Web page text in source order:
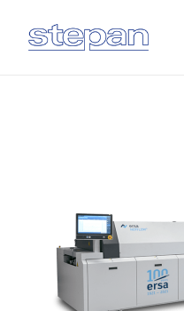
KONTAKT
DEUTSCH